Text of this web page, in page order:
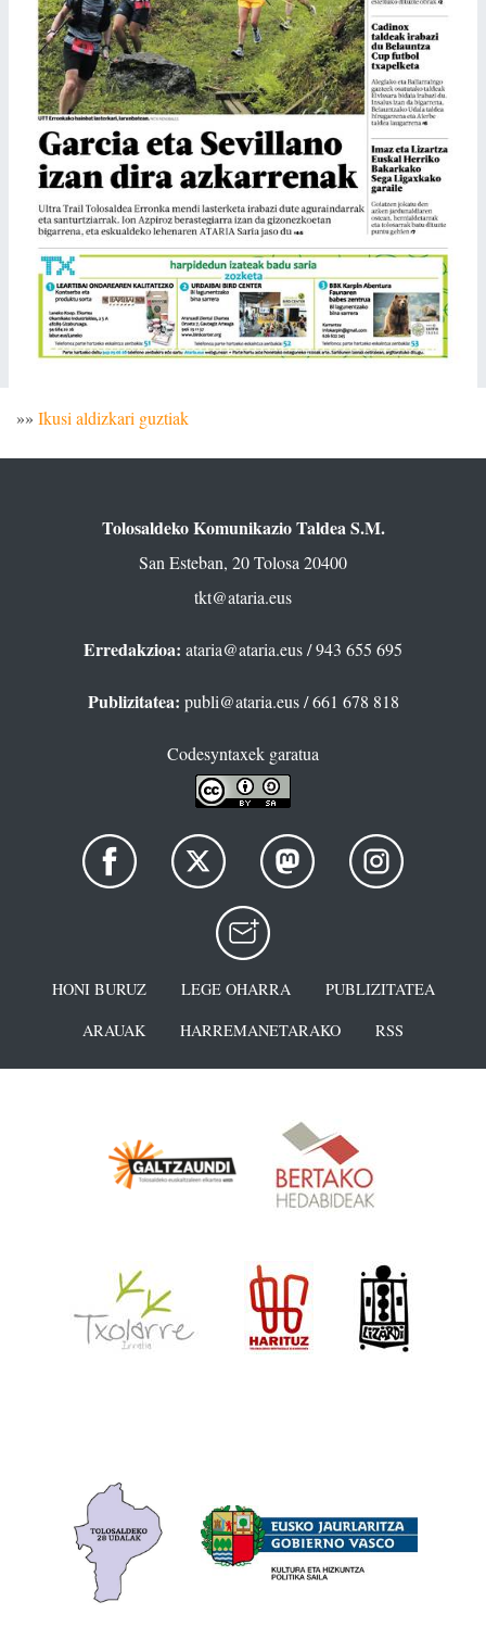
»» Ikusi aldizkari guztiak
Tolosaldeko Komunikazio Taldea S.M.
San Esteban, 20 Tolosa 20400
tkt@ataria.eus
Erredakzioa: ataria@ataria.eus/ 943 655 695
Publizitatea: publi@ataria.eus/ 661 678 818
Codesyntaxek garatua
HONI BURUZ LEGE OHARRA
PUBLIZITATEA
ARAUAK
HARREMANETARAKO RSS